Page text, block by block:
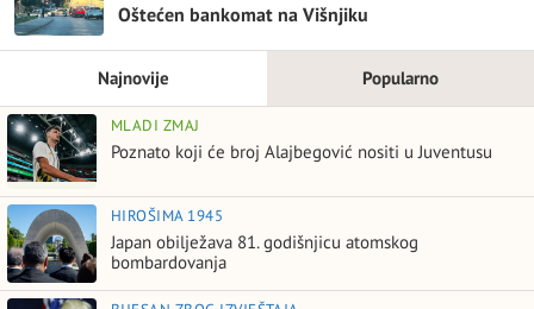
Oštećen bankomat na Višnjiku
Najnovije Popularno
MLADI ZMAJ
Poznato koji će broj Alajbegović nositi u Juventusu
HIROŠIMA 1945
Japan obilježava 81. godišnjicu atomskog
bombardovanja